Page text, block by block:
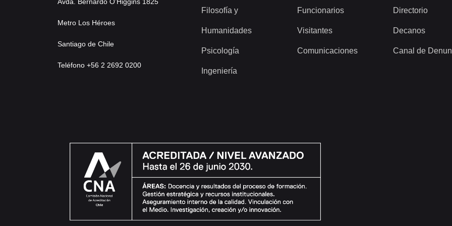
Avda. Bernardo O’Higgins 1825
Metro Los Héroes
Santiago de Chile
Teléfono +56 2 2692 0200
Filosofía y
Humanidades
Psicología
Ingeniería
Funcionarios
Visitantes
Comunicaciones
Directorio
Decanos
Canal de